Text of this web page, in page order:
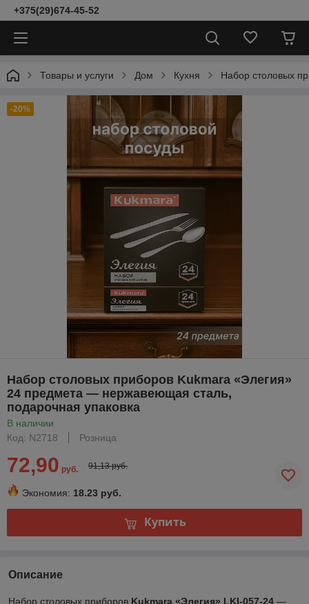
+375(29)674-45-52
Товары и услуги Дом Кухня Набор столовых
-20%
Набор столовых приборов Kukmara «Элегия»
24 предмета — нержавеющая сталь,
подарочная упаковка
В наличии
Код: N2718
Розница
72,90 руб. 91,13 руб.
Экономия: 18.23 руб.
Купить
Описание
Набор столовых приборов Kukmara «Элегия» LKI-057-24 —